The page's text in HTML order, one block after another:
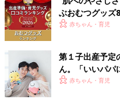
ぶおむつグッズ
2026】
赤ちゃん・育児
第１子出産予定
ん。「いいパパ
象がもうすぐ現
赤ちゃん・育児